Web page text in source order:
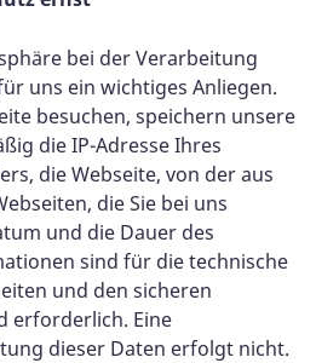
bei der Verarbeitung
uns ein wichtiges Anliegen.
besuchen, speichern unsere
die IP-Adresse Ihres
die Webseite, von der aus
die Sie bei uns
und die Dauer des
sind für die technische
und den sicheren
erforderlich. Eine
dieser Daten erfolgt nicht.